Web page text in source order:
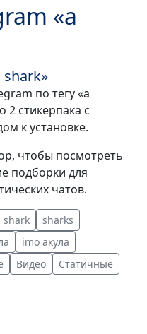
«a
shark»
по тегу «a
2 стикерпака с
к установке.
чтобы посмотреть
подборки для
чатов.
shark
sharks
imo акула
Видео
Статичные